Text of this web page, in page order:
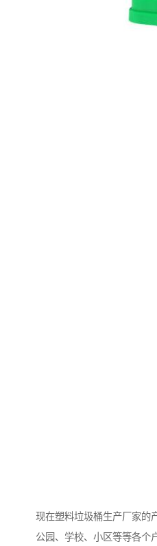
现在塑料垃圾桶生产厂家的
公园、学校、小区等等各个